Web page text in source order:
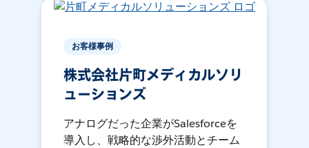
お客様事例
株式会社片町メディカルソリ
ューションズ
アナログだった企業がSalesforceを
導入し、戦略的な渉外活動とチーム